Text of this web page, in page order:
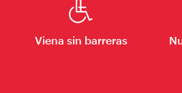
Viena sin barreras